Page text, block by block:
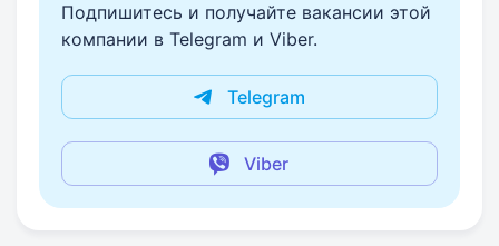
Подпишитесь и получайте вакансии этой
компании в Telegram и Viber.
Telegram
Viber